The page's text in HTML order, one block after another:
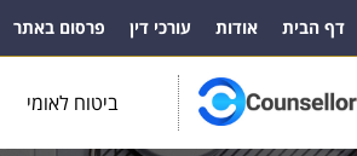
דף הבית אודות עורכי דין פרסום באתר
ביטוח לאומי